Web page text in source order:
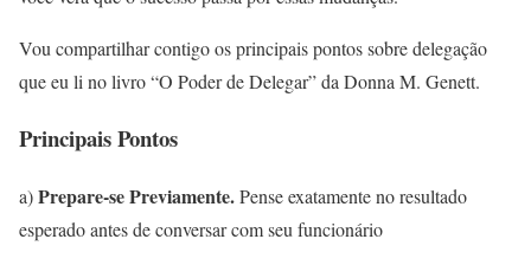
Vou compartilhar contigo os principais pontos sobre delegação
que eu li no livro “O Poder de Delegar” da Donna M. Genett.
Principais Pontos
a)Prepare-se Previamente.Pense exatamente no resultado
esperado antes de conversar com seu funcionário